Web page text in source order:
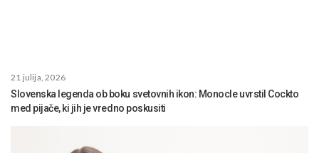
21 julija, 2026
Slovenska legenda ob boku svetovnih ikon: Monocle uvrstil Cockto
med pijače, ki jih je vredno poskusiti